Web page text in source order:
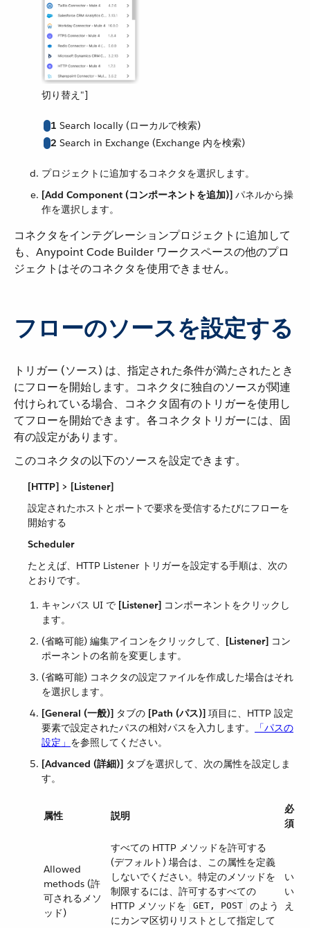
切り替え"]
1 Search locally (ローカルで検索)
2 Search in Exchange (Exchange 内を検索)
プロジェクトに追加するコネクタを選択します。
[Add Component (コンポーネントを追加)] ​ パネルから操
作を選択します。
コネクタをインテグレーションプロジェクトに追加して
も、Anypoint Code Builder ワークスペースの他のプロ
ジェクトはそのコネクタを使用できません。
フローのソースを設定する
トリガー (ソース) は、指定された条件が満たされたとき
にフローを開始します。コネクタに独自のソースが関連
付けられている場合、コネクタ固有のトリガーを使用し
てフローを開始できます。各コネクタトリガーには、固
有の設定があります。
このコネクタの以下のソースを設定できます。
[HTTP] > [Listener]
設定されたホストとポートで要求を受信するたびにフローを
開始する
Scheduler
たとえば、HTTP Listener トリガーを設定する手順は、次の
とおりです。
キャンバス UI で ​ [Listener] ​ コンポーネントをクリックし
ます。
(省略可能) 編集アイコンをクリックして、​ [Listener] ​ コン
ポーネントの名前を変更します。
(省略可能) コネクタの設定ファイルを作成した場合はそれ
を選択します。
[General (一般)] ​ タブの ​ [Path (パス)] ​ 項目に、HTTP 設定
要素で設定されたパスの相対パスを入力します。​
「パスの
設定」 ​を参照してください。
[Advanced (詳細)] ​ タブを選択して、次の属性を設定しま
す。
属性 説明
必
須
Allowed
methods (許
可されるメソ
ッド)
すべての HTTP メソッドを許可する
(デフォルト) 場合は、この属性を定義
しないでください。特定のメソッドを
制限するには、許可するすべての
HTTP メソッドを ​
GET, POST
​ のよう
にカンマ区切りリストとして指定して
い
い
え